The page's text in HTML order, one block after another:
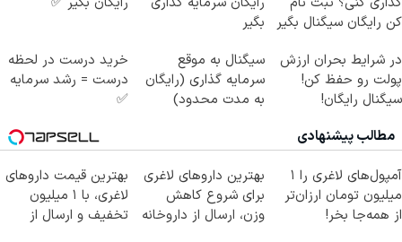
کن رایگان سیگنال بگیر
بگیر
در شرایط بحران ارزش
پولت رو حفظ کن!
سیگنال رایگان!
سیگنال به موقع
سرمایه گذاری (رایگان
به مدت محدود)
خرید درست در لحظه
درست = رشد سرمایه
✅
مطالب پیشنهادی
آمپول‌های لاغری را ۱
میلیون تومان ارزان‌تر
از همه‌جا بخر!
بهترین داروهای لاغری
برای شروع کاهش
وزن، ارسال از داروخانه
بهترین قیمت داروهای
لاغری، با ۱ میلیون
تخفیف و ارسال از